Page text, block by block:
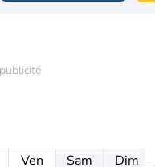
Ven Sam Dim